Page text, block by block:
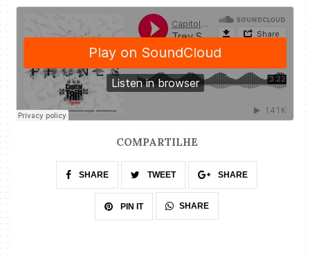
COMPARTILHE
SHARE TWEET SHARE
PIN IT SHARE